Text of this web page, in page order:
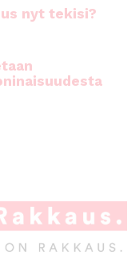
nyt tekisi?